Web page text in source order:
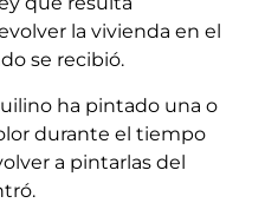
la vivienda en el
se recibió.
ha pintado una o
durante el tiempo
a pintarlas del